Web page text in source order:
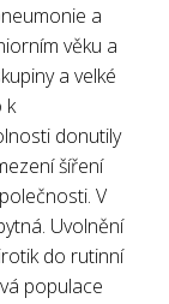
a
věku a
a velké
k
donutily
šíření
V
Uvolnění
do rutinní
populace